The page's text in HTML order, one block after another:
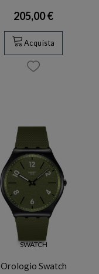
205,00 €
Acquista
SWATCH
Orologio Swatch